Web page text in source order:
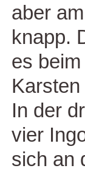
aber
knapp.
es
In der
vier
sich an